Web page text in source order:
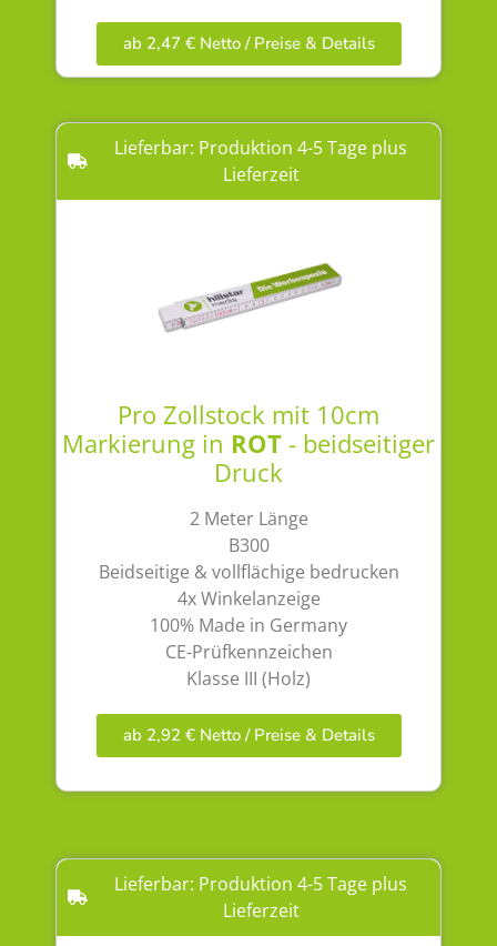
ab 2,47 € Netto / Preise & Details
Lieferbar: Produktion 4-5 Tage plus
Lieferzeit
Pro Zollstock mit 10cm
Markierung in ROT- beidseitiger
Druck
2 Meter Länge
B300
Beidseitige & vollflächige bedrucken
4x Winkelanzeige
100% Made in Germany
CE-Prüfkennzeichen
Klasse III (Holz)
ab 2,92 € Netto / Preise & Details
Lieferbar: Produktion 4-5 Tage plus
Lieferzeit